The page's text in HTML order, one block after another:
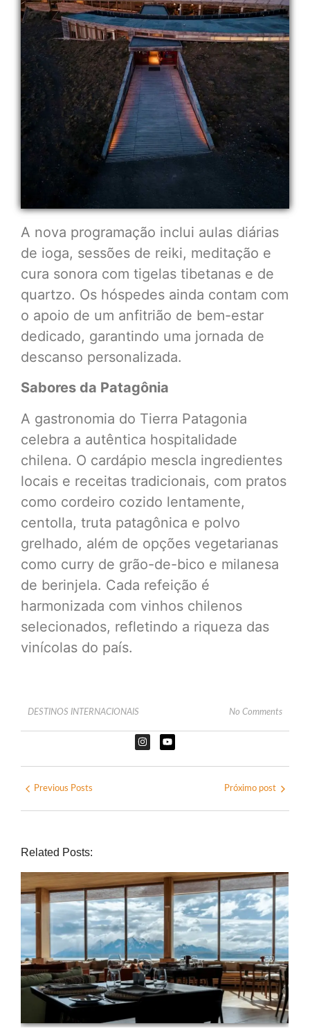
A nova programação inclui aulas diárias
de ioga, sessões de reiki, meditação e
cura sonora com tigelas tibetanas e de
quartzo. Os hóspedes ainda contam com
o apoio de um anfitrião de bem-estar
dedicado, garantindo uma jornada de
descanso personalizada.
Sabores da Patagônia
A gastronomia do Tierra Patagonia
celebra a autêntica hospitalidade
chilena. O cardápio mescla ingredientes
locais e receitas tradicionais, com pratos
como cordeiro cozido lentamente,
centolla, truta patagônica e polvo
grelhado, além de opções vegetarianas
como curry de grão-de-bico e milanesa
de berinjela. Cada refeição é
harmonizada com vinhos chilenos
selecionados, refletindo a riqueza das
vinícolas do país.
DESTINOS INTERNACIONAIS No Comments
Previous Posts Próximo post
Related Posts: